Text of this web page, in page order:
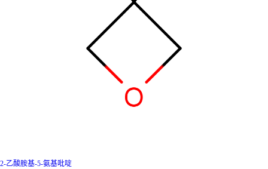
2-乙酸胺基-5-氨基吡啶